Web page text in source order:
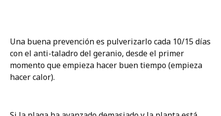
Una buena prevención es pulverizarlo cada 10/15 días
con el anti-taladro del geranio, desde el primer
momento que empieza hacer buen tiempo (empieza
hacer calor).